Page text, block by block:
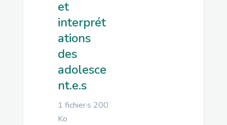
et
interprét
ations
des
adolesce
nt.e.s
1 fichier·s 200
Ko